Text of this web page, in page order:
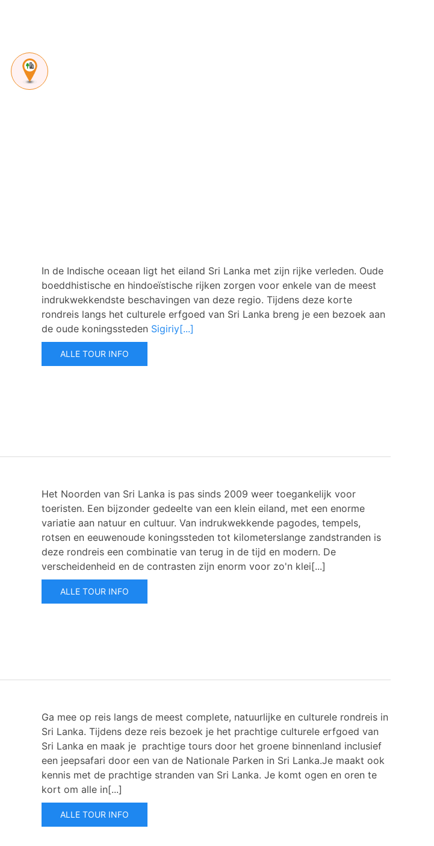
In de Indische oceaan ligt het eiland Sri Lanka met zijn rijke verleden. Oude
boeddhistische en hindoeïstische rijken zorgen voor enkele van de meest
indrukwekkendste beschavingen van deze regio. Tijdens deze korte
rondreis langs het culturele erfgoed van Sri Lanka breng je een bezoek aan
de oude koningssteden Sigiriy[...]
ALLE TOUR INFO
Het Noorden van Sri Lanka is pas sinds 2009 weer toegankelijk voor
toeristen. Een bijzonder gedeelte van een klein eiland, met een enorme
variatie aan natuur en cultuur. Van indrukwekkende pagodes, tempels,
rotsen en eeuwenoude koningssteden tot kilometerslange zandstranden is
deze rondreis een combinatie van terug in de tijd en modern. De
verscheidenheid en de contrasten zijn enorm voor zo'n klei[...]
ALLE TOUR INFO
Ga mee op reis langs de meest complete, natuurlijke en culturele rondreis in
Sri Lanka. Tijdens deze reis bezoek je het prachtige culturele erfgoed van
Sri Lanka en maak je prachtige tours door het groene binnenland inclusief
een jeepsafari door een van de Nationale Parken in Sri Lanka.Je maakt ook
kennis met de prachtige stranden van Sri Lanka. Je komt ogen en oren te
kort om alle in[...]
ALLE TOUR INFO